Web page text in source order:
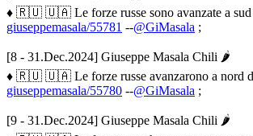
♦ 🇷🇺 🇺🇦 Le forze russe sono avanzate a sud
giuseppemasala/55781 --@GiMasala ;
[8 - 31.Dec.2024] Giuseppe Masala Chili 🌶
♦ 🇷🇺 🇺🇦 Le forze russe avanzarono a nord
giuseppemasala/55780 --@GiMasala ;
[9 - 31.Dec.2024] Giuseppe Masala Chili 🌶